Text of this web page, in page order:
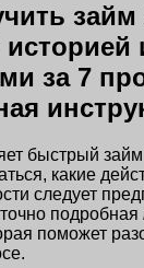
займ
за 7
быстрый
какие
следует
подробная
поможет